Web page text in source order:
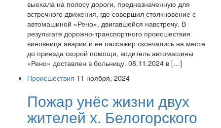
выехала на полосу дороги, предназначенную для
встречного движения, где совершил столкновение с
автомашиной «Рено», двигавшейся навстречу. В
результате дорожно-транспортного происшествия
виновница аварии и ее пассажир скончались на месте
до приезда скорой помощи, водитель автомашины
«Рено» доставлен в больницу. 08.11.2024 в […]
Происшествия 11 ноября, 2024
Пожар унёс жизни двух
жителей х. Белогорского